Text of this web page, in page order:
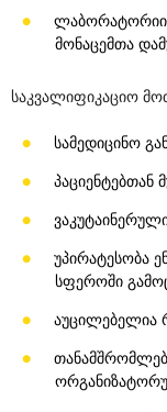
ლაბორატორიის
მონაცემთა
საკვალიფიკაციო
სამედიცინო
პაციენტებთან
უპირატესობა
სფეროში
აუცილებელია